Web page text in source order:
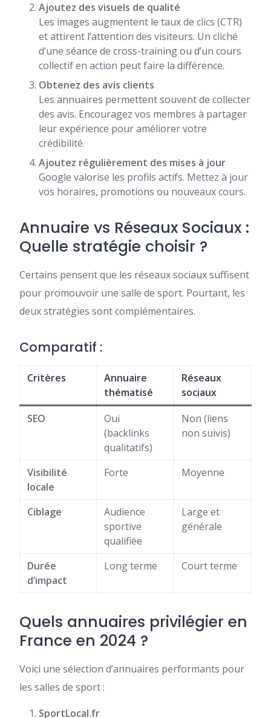
Ajoutez des visuels de qualité
Les images augmentent le taux de clics (CTR)
et attirent l’attention des visiteurs. Un cliché
d’une séance de cross-training ou d’un cours
collectif en action peut faire la différence.
Obtenez des avis clients
Les annuaires permettent souvent de collecter
des avis. Encouragez vos membres à partager
leur expérience pour améliorer votre
crédibilité.
Ajoutez régulièrement des mises à jour
Google valorise les profils actifs. Mettez à jour
vos horaires, promotions ou nouveaux cours.
Annuaire vs Réseaux Sociaux :
Quelle stratégie choisir ?
Certains pensent que les réseaux sociaux suffisent
pour promouvoir une salle de sport. Pourtant, les
deux stratégies sont complémentaires.
Comparatif :
Critères
Annuaire
thématisé
Réseaux
sociaux
SEO
Oui
(backlinks
qualitatifs)
Non (liens
non suivis)
Visibilité
locale
Forte Moyenne
Ciblage
Audience
sportive
qualifiée
Large et
générale
Durée
d’impact
Long terme Court terme
Quels annuaires privilégier en
France en 2024 ?
Voici une sélection d’annuaires performants pour
les salles de sport :
SportLocal.fr